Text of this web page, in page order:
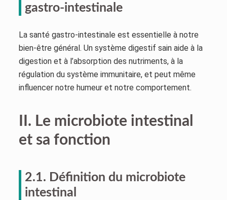
gastro-intestinale
La santé gastro-intestinale est essentielle à notre
bien-être général. Un système digestif sain aide à la
digestion et à l’absorption des nutriments, à la
régulation du système immunitaire, et peut même
influencer notre humeur et notre comportement.
II. Le microbiote intestinal
et sa fonction
2.1. Définition du microbiote
intestinal